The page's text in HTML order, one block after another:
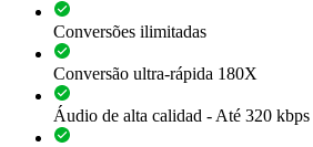
Conversões ilimitadas
Conversão ultra-rápida 180X
Áudio de alta calidad - Até 320 kbps